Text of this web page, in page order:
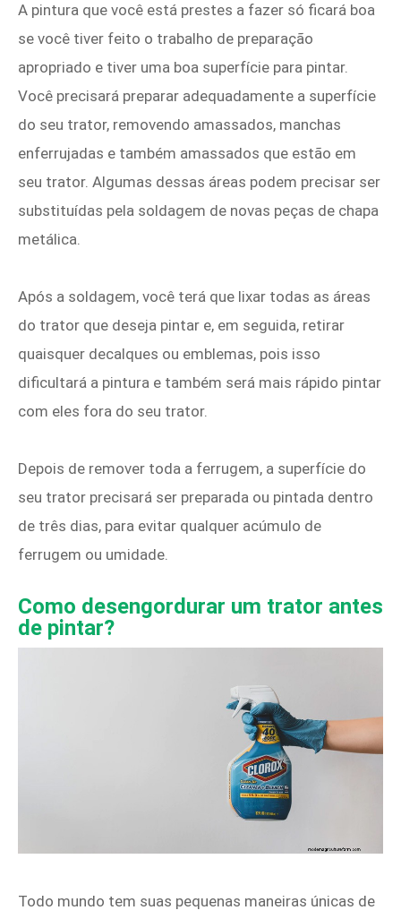
A pintura que você está prestes a fazer só ficará boa
se você tiver feito o trabalho de preparação
apropriado e tiver uma boa superfície para pintar.
Você precisará preparar adequadamente a superfície
do seu trator, removendo amassados, manchas
enferrujadas e também amassados ​​que estão em
seu trator. Algumas dessas áreas podem precisar ser
substituídas pela soldagem de novas peças de chapa
metálica.
Após a soldagem, você terá que lixar todas as áreas
do trator que deseja pintar e, em seguida, retirar
quaisquer decalques ou emblemas, pois isso
dificultará a pintura e também será mais rápido pintar
com eles fora do seu trator.
Depois de remover toda a ferrugem, a superfície do
seu trator precisará ser preparada ou pintada dentro
de três dias, para evitar qualquer acúmulo de
ferrugem ou umidade.
Como desengordurar um trator antes
de pintar?
Todo mundo tem suas pequenas maneiras únicas de